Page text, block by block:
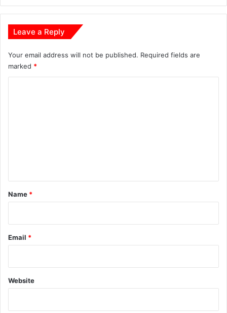
त्री
ज
य
Leave a Reply
Your email address will not be published. Required fields are
marked *
*
Name *
Email *
Website